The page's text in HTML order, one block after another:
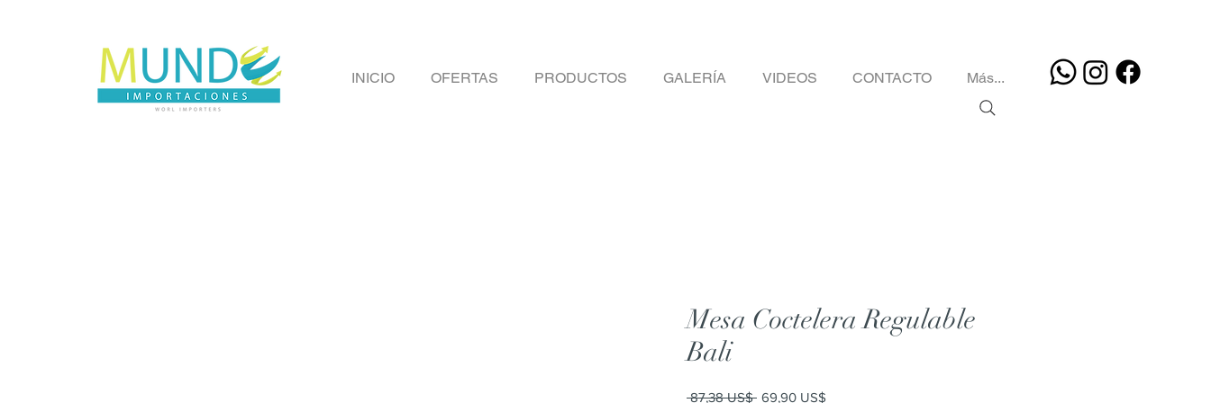
INICIO OFERTAS PRODUCTOS GALERÍA VIDEOS CONTACTO Más...
Mesa Coctelera Regulable
Bali
87,38 US$ Precio
69,90 US$